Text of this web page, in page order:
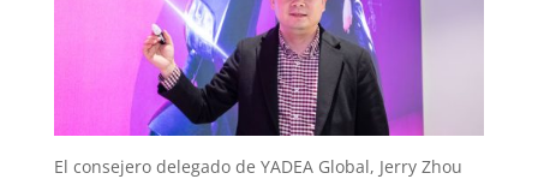
El consejero delegado de YADEA Global, Jerry Zhou